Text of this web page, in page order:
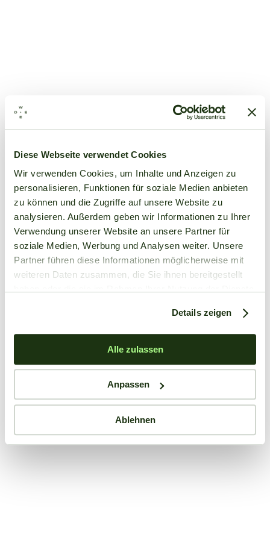
Diese Webseite verwendet Cookies
Wir verwenden Cookies, um Inhalte und Anzeigen zu
personalisieren, Funktionen für soziale Medien anbieten
zu können und die Zugriffe auf unsere Website zu
analysieren. Außerdem geben wir Informationen zu Ihrer
Verwendung unserer Website an unsere Partner für
soziale Medien, Werbung und Analysen weiter. Unsere
Partner führen diese Informationen möglicherweise mit
weiteren Daten zusammen, die Sie ihnen bereitgestellt
Details zeigen
Alle zulassen
Anpassen
Ablehnen